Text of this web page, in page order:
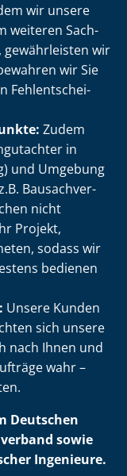
wir unsere
weiteren Sach­
gewährleisten wir
wir Sie
Fehl­ent­schei­
Zudem
in
und Umgebung
Bau­sach­ver­
nicht
Projekt,
sodass wir
bedienen
Unsere Kunden
sich unsere
nach Ihnen und
wahr –
Deutschen
sowie
Ingenieure.